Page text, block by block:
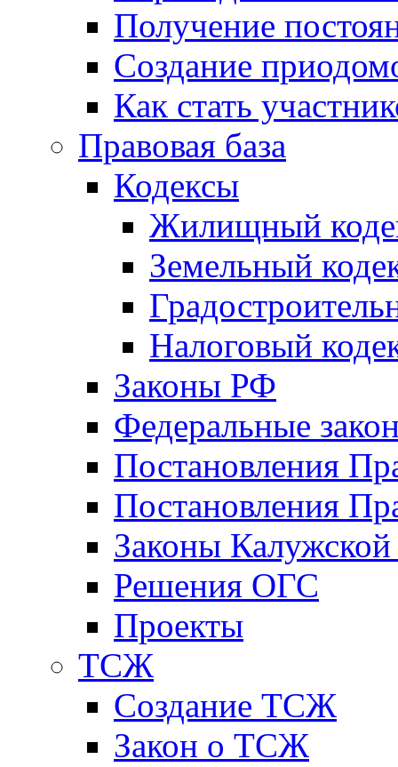
Получение
Создание
Как стать
Правовая база
Кодексы
Жилищный
Земельный
Налоговый
Законы РФ
Федеральные
Постановления
Постановления
Законы Калужской
Решения ОГС
Проекты
ТСЖ
Создание ТСЖ
Закон о ТСЖ